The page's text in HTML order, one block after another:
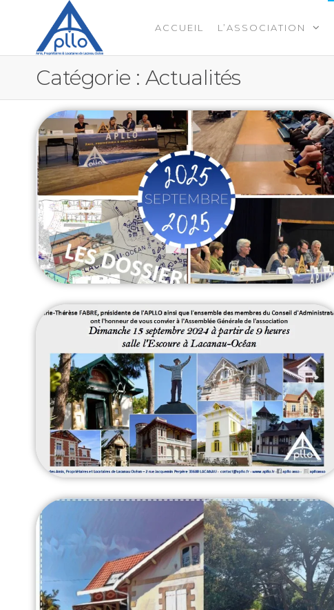
APLLO
ACCUEIL L’ASSOCIATION
Catégorie : Actualités